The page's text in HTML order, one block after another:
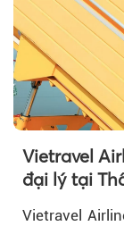
Vietravel
đại lý tại
đường bay
Vietravel